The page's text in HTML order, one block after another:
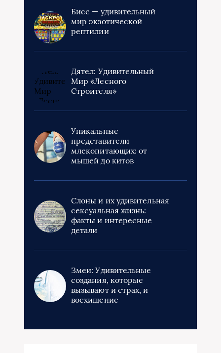
Бисс — удивительный
мир экзотической
рептилии
Дятел: Удивительный
Мир «Лесного
Строителя»
Уникальные
представители
млекопитающих: от
мышей до китов
Слоны и их удивительная
сексуальная жизнь:
факты и интересные
детали
Змеи: Удивительные
создания, которые
вызывают и страх, и
восхищение